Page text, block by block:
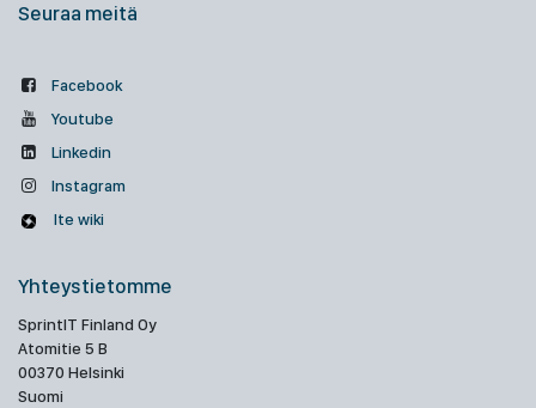
Seuraa meitä
Facebook
Youtube
Linkedin
Instagram
Ite wiki
Yhteystietomme
SprintIT Finland Oy
Atomitie 5 B
00370 Helsinki
Suomi